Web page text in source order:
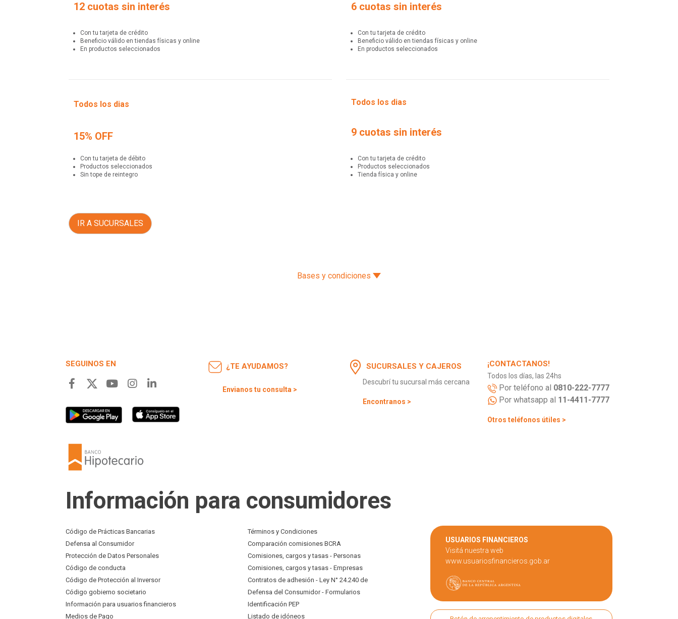
12 cuotas sin interés
Con tu tarjeta de crédito
Beneficio válido en tiendas físicas y online
En productos seleccionados
6 cuotas sin interés
Con tu tarjeta de crédito
Beneficio válido en tiendas físicas y online
En productos seleccionados
Todos los dias
15% OFF
Con tu tarjeta de débito
Productos seleccionados
Sin tope de reintegro
Todos los dias
9 cuotas sin interés
Con tu tarjeta de crédito
Productos seleccionados
Tienda física y online
IR A SUCURSALES
Bases y condiciones
SEGUINOS EN ¿TE AYUDAMOS?
Envianos tu consulta >
SUCURSALES Y CAJEROS
Descubrí tu sucursal más cercana
Encontranos >
¡CONTACTANOS!
Todos los días, las 24hs
Por teléfono al 0810-222-7777
Por whatsapp al 11-4411-7777
Otros teléfonos útiles >
Información para consumidores
Código de Prácticas Bancarias
Defensa al Consumidor
Protección de Datos Personales
Código de conducta
Código de Protección al Inversor
Código gobierno societario
Información para usuarios financieros
Medios de Pago
Términos y Condiciones
Comparación comisiones BCRA
Comisiones, cargos y tasas - Personas
Comisiones, cargos y tasas - Empresas
Contratos de adhesión - Ley N° 24.240 de
Defensa del Consumidor - Formularios
Identificación PEP
Listado de idóneos
USUARIOS FINANCIEROS
Visitá nuestra web
www.usuariosfinancieros.gob.ar